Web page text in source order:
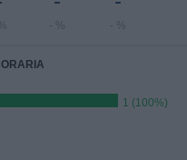
- % - %
1 (100%)